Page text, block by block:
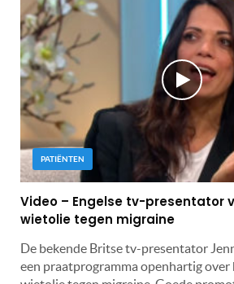
PATIËNTEN
Video – Engelse tv-presentator
wietolie tegen migraine
De bekende Britse tv-presentator
een praatprogramma openhartig over